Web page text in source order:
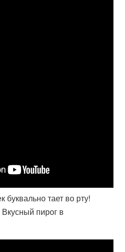
буквально тает во рту!
пирог в